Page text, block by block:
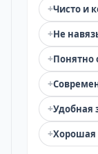
+Чисто и
+Не
+Понятно
+
+Удобная
+Хорошая